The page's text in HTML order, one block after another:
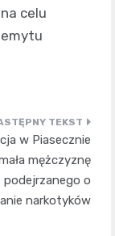
celu
w Piasecznie
mężczyznę
podejrzanego o
narkotyków